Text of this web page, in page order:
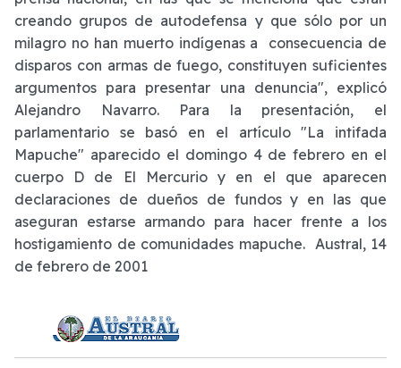
creando grupos de autodefensa y que sólo por un
milagro no han muerto indígenas a consecuencia de
disparos con armas de fuego, constituyen suficientes
argumentos para presentar una denuncia", explicó
Alejandro Navarro. Para la presentación, el
parlamentario se basó en el artículo "La intifada
Mapuche" aparecido el domingo 4 de febrero en el
cuerpo D de El Mercurio y en el que aparecen
declaraciones de dueños de fundos y en las que
aseguran estarse armando para hacer frente a los
hostigamiento de comunidades mapuche. Austral, 14
de febrero de 2001